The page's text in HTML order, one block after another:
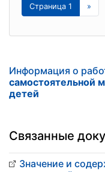
Страница 1 »
Информация о
самостоятельной
детей
Связанные
Значение и